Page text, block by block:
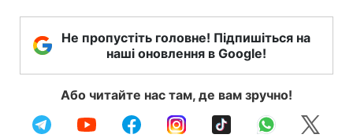
Не пропустіть головне! Підпишіться на
наші оновлення в Google!
Або читайте нас там, де вам зручно!